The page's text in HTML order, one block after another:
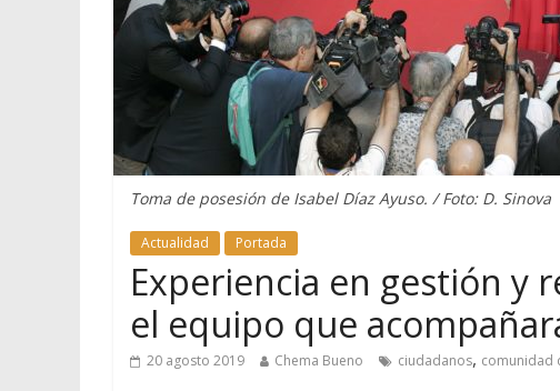
Toma de posesión de Isabel Díaz Ayuso. / Foto: D. Sinova
Actualidad Portada
Experiencia en gestión y
el equipo que
20 agosto 2019 Chema Bueno ciudadanos, comunidad